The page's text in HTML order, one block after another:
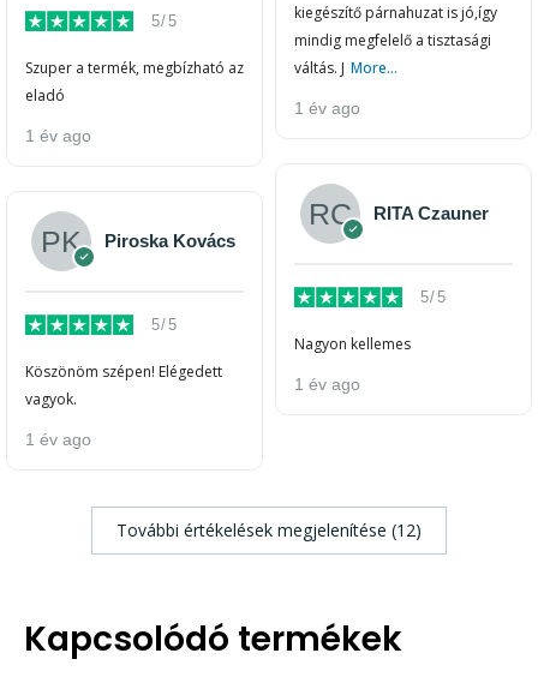
5/5
Szuper a termék, megbízható az
eladó
1 év ago
Piroska Kovács
5/5
Köszönöm szépen! Elégedett
vagyok.
1 év ago
kiegészítő párnahuzat is jó,így
mindig megfelelő a tisztasági
váltás. J More...
1 év ago
RITA Czauner
5/5
Nagyon kellemes
1 év ago
További értékelések megjelenítése (12)
Kapcsolódó termékek